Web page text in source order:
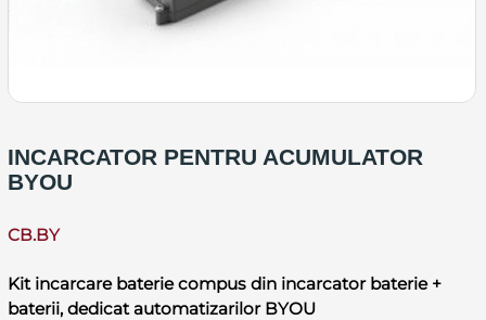
INCARCATOR PENTRU ACUMULATOR
BYOU
CB.BY
Kit incarcare baterie compus din incarcator baterie +
baterii, dedicat automatizarilor BYOU